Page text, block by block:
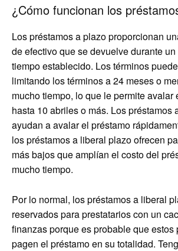
¿Cómo funcionan los
Los préstamos a plazo proporcionan
de efectivo que se devuelve durante
tiempo establecido. Los términos
limitando los términos a 24 meses o
mucho tiempo, lo que le permite avalar
hasta 10 abriles o más. Los préstamos
ayudan a avalar el préstamo
los préstamos a liberal plazo ofrecen
más bajos que amplían el costo del
mucho tiempo.
Por lo normal, los préstamos a liberal
reservados para prestatarios con un
finanzas porque es probable que estos
pagen el préstamo en su totalidad.